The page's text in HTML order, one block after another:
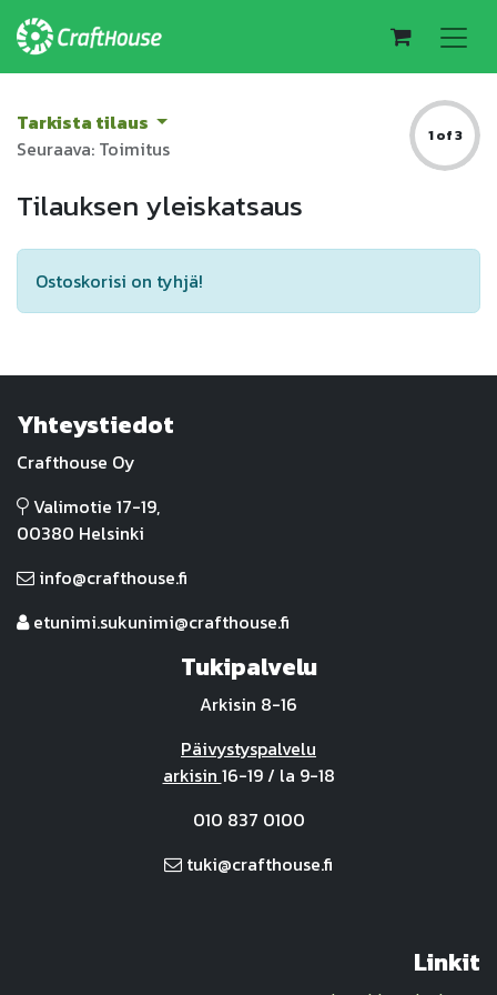
Tarkista tilaus
Seuraava: Toimitus
1 of 3
Tilauksen yleiskatsaus
Ostoskorisi on tyhjä!
Yhteystiedot
Crafthouse Oy
Valimotie 17-19,
00380 Helsinki
info@crafthouse.fi
etunimi.sukunimi@crafthouse.fi
Tukipalvelu
Arkisin 8-16
Päivystyspalvelu
arkisin 16-19 / la 9-18
010 837 0100
tuki@crafthouse.fi
Linkit